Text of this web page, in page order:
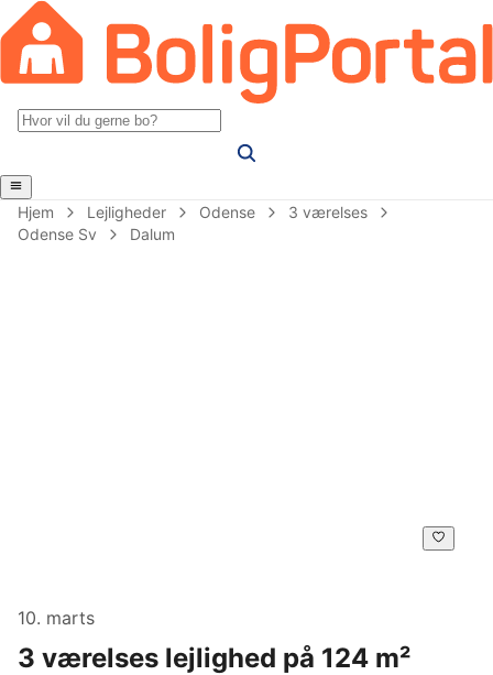
Hjem Lejligheder Odense
3 værelses
Odense Sv
Dalum
10. marts
3 værelses lejlighed på 124 m²